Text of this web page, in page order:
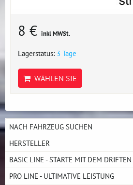
8 € inkl MWSt.
Lagerstatus: 3 Tage
WÄHLEN SIE
NACH FAHRZEUG SUCHEN
HERSTELLER
BASIC LINE - STARTE MIT DEM DRIFTEN
PRO LINE - ULTIMATIVE LEISTUNG